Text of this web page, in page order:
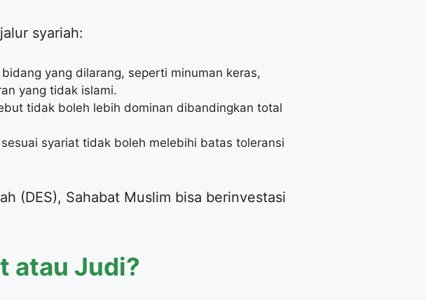
syariah:
yang dilarang, seperti minuman keras,
yang tidak islami.
tidak boleh lebih dominan dibandingkan total
syariat tidak boleh melebihi batas toleransi
(DES), Sahabat Muslim bisa berinvestasi
atau Judi?